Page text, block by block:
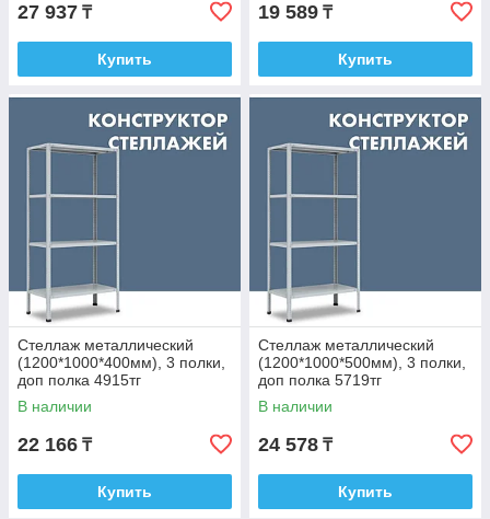
27 937 ₸
Купить
19 589 ₸
Купить
Стеллаж металлический
(1200*1000*400мм), 3 полки,
доп полка 4915тг
В наличии
22 166 ₸
Купить
Стеллаж металлический
(1200*1000*500мм), 3 полки,
доп полка 5719тг
В наличии
24 578 ₸
Купить